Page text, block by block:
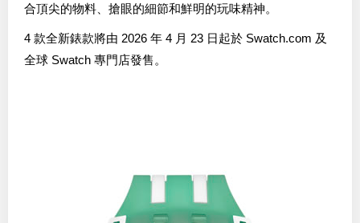
合頂尖的物料、搶眼的細節和鮮明的玩味精神。
4 款全新錶款將由 2026 年 4 月 23 日起於 Swatch.com 及
全球 Swatch 專門店發售。